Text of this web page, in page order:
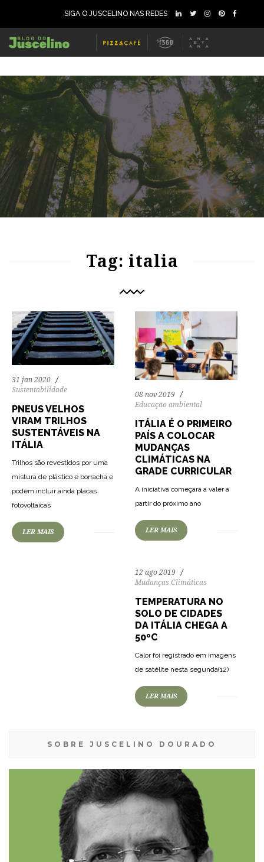
SIGA O JUSCELINO NAS REDES
Tag: italia
31 jan 2020
Sustentabilidade
PNEUS VELHOS
VIRAM TRILHOS
SUSTENTÁVEIS NA
ITÁLIA
Trilhos são revestidos por uma
mistura de plástico e borracha e
podem incluir ainda placas
fotovoltaicas
LER MAIS
08 nov 2019
Educação ambiental
ITÁLIA É O PRIMEIRO
PAÍS A COLOCAR
MUDANÇAS
CLIMÁTICAS NA
GRADE CURRICULAR
A iniciativa começará a valer a
partir do próximo ano
LER MAIS
12 ago 2019
Mudanças Climáticas
TEMPERATURA NO
SOLO DE CIDADES
DA ITÁLIA CHEGA A
50ºC
Calor foi registrado em imagens
de satélite nesta segunda(12)
LER MAIS
SOBRE JUSCELINO DOURADO